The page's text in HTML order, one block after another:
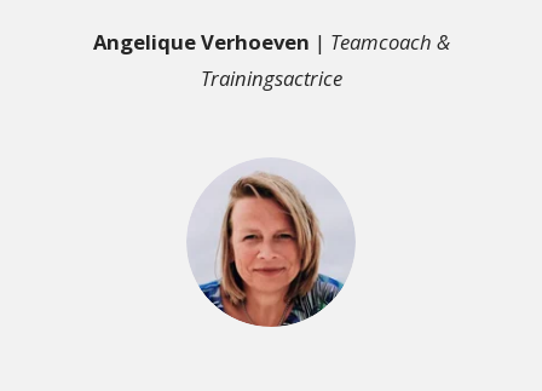
Angelique Verhoeven | Teamcoach &
Trainingsactrice